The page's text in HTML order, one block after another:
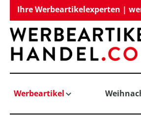
Zur Hauptnavigation springen
Ihre Werbeartikelexperten |
Werbeartikel